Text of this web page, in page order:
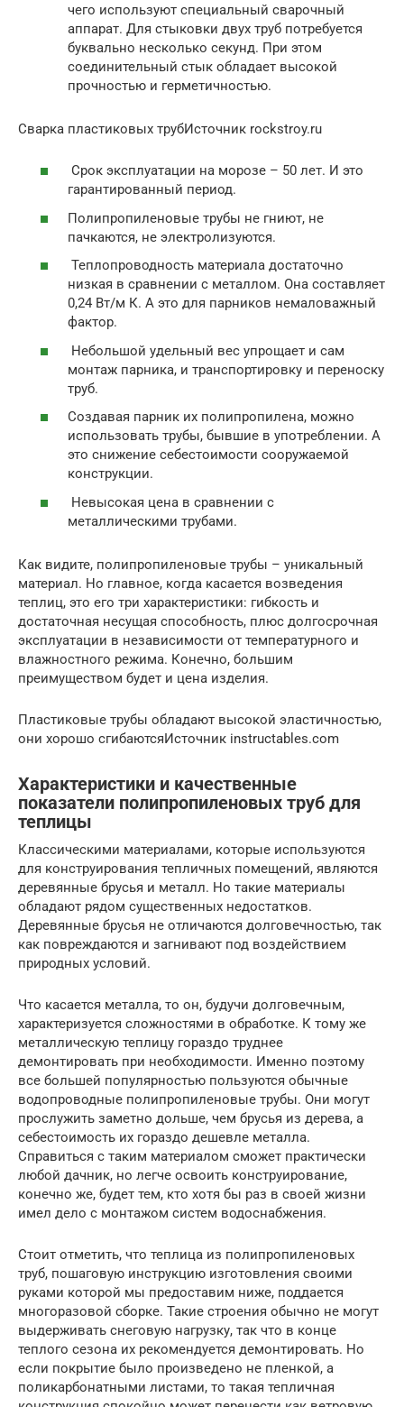
чего используют специальный сварочный
аппарат. Для стыковки двух труб потребуется
буквально несколько секунд. При этом
соединительный стык обладает высокой
прочностью и герметичностью.
Сварка пластиковых трубИсточник rockstroy.ru
Срок эксплуатации на морозе – 50 лет. И это
гарантированный период.
Полипропиленовые трубы не гниют, не
пачкаются, не электролизуются.
Теплопроводность материала достаточно
низкая в сравнении с металлом. Она составляет
0,24 Вт/м К. А это для парников немаловажный
фактор.
Небольшой удельный вес упрощает и сам
монтаж парника, и транспортировку и переноску
труб.
Создавая парник их полипропилена, можно
использовать трубы, бывшие в употреблении. А
это снижение себестоимости сооружаемой
конструкции.
Невысокая цена в сравнении с
металлическими трубами.
Как видите, полипропиленовые трубы – уникальный
материал. Но главное, когда касается возведения
теплиц, это его три характеристики: гибкость и
достаточная несущая способность, плюс долгосрочная
эксплуатации в независимости от температурного и
влажностного режима. Конечно, большим
преимуществом будет и цена изделия.
Пластиковые трубы обладают высокой эластичностью,
они хорошо сгибаютсяИсточник instructables.com
Характеристики и качественные
показатели полипропиленовых труб для
теплицы
Классическими материалами, которые используются
для конструирования тепличных помещений, являются
деревянные брусья и металл. Но такие материалы
обладают рядом существенных недостатков.
Деревянные брусья не отличаются долговечностью, так
как повреждаются и загнивают под воздействием
природных условий.
Что касается металла, то он, будучи долговечным,
характеризуется сложностями в обработке. К тому же
металлическую теплицу гораздо труднее
демонтировать при необходимости. Именно поэтому
все большей популярностью пользуются обычные
водопроводные полипропиленовые трубы. Они могут
прослужить заметно дольше, чем брусья из дерева, а
себестоимость их гораздо дешевле металла.
Справиться с таким материалом сможет практически
любой дачник, но легче освоить конструирование,
конечно же, будет тем, кто хотя бы раз в своей жизни
имел дело с монтажом систем водоснабжения.
Стоит отметить, что теплица из полипропиленовых
труб, пошаговую инструкцию изготовления своими
руками которой мы предоставим ниже, поддается
многоразовой сборке. Такие строения обычно не могут
выдерживать снеговую нагрузку, так что в конце
теплого сезона их рекомендуется демонтировать. Но
если покрытие было произведено не пленкой, а
поликарбонатными листами, то такая тепличная